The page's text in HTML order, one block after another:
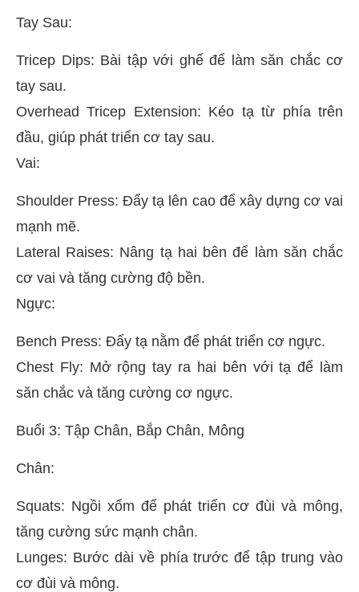
Tay Sau:
Tricep Dips: Bài tập với ghế để làm săn chắc cơ
tay sau.
Overhead Tricep Extension: Kéo tạ từ phía trên
đầu, giúp phát triển cơ tay sau.
Vai:
Shoulder Press: Đẩy tạ lên cao để xây dựng cơ vai
mạnh mẽ.
Lateral Raises: Nâng tạ hai bên để làm săn chắc
cơ vai và tăng cường độ bền.
Ngực:
Bench Press: Đẩy tạ nằm để phát triển cơ ngực.
Chest Fly: Mở rộng tay ra hai bên với tạ để làm
săn chắc và tăng cường cơ ngực.
Buổi 3: Tập Chân, Bắp Chân, Mông
Chân:
Squats: Ngồi xổm để phát triển cơ đùi và mông,
tăng cường sức mạnh chân.
Lunges: Bước dài về phía trước để tập trung vào
cơ đùi và mông.